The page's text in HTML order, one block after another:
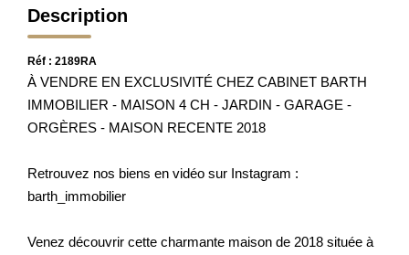
Description
Réf : 2189RA
À VENDRE EN EXCLUSIVITÉ CHEZ CABINET BARTH
IMMOBILIER - MAISON 4 CH - JARDIN - GARAGE -
ORGÈRES - MAISON RECENTE 2018
Retrouvez nos biens en vidéo sur Instagram :
barth_immobilier
Venez découvrir cette charmante maison de 2018 située à